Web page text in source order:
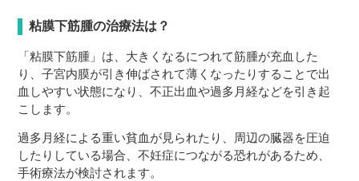
粘膜下筋腫の治療法は？
「粘膜下筋腫」は、大きくなるにつれて筋腫が充血した
り、子宮内膜が引き伸ばされて薄くなったりすることで出
血しやすい状態になり、不正出血や過多月経などを引き起
こします。
過多月経による重い貧血が見られたり、周辺の臓器を圧迫
したりしている場合、不妊症につながる恐れがあるため、
手術療法が検討されます。